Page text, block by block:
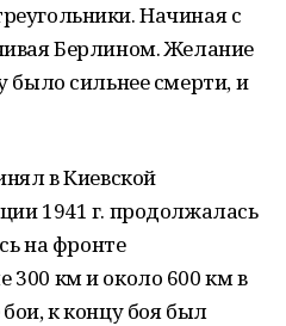
Начиная с
Берлином. Желание
было сильнее смерти, и
в Киевской
1941 г. продолжалась
на фронте
км и около 600 км в
к концу боя был